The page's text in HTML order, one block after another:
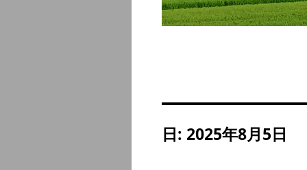
日: 2025年8月5日